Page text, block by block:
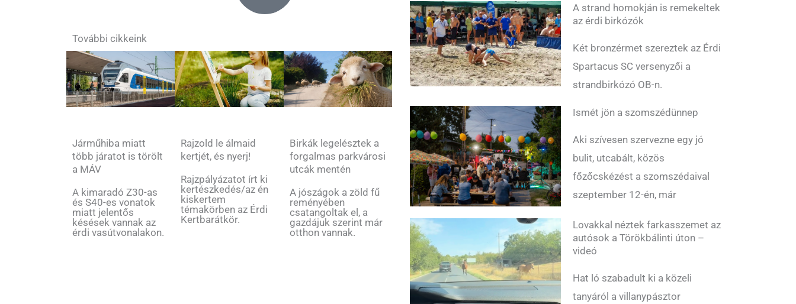
További cikkeink
Járműhiba miatt
több járatot is törölt
a MÁV
A kimaradó Z30-as
és S40-es vonatok
miatt jelentős
késések vannak az
érdi vasútvonalakon.
Rajzold le álmaid
kertjét, és nyerj!
Rajzpályázatot írt ki
kertészkedés/az én
kiskertem
témakörben az Érdi
Kertbarátkör.
Birkák legelésztek a
forgalmas parkvárosi
utcák mentén
A jószágok a zöld fű
reményében
csatangoltak el, a
gazdájuk szerint már
otthon vannak.
A strand homokján is remekeltek
az érdi birkózók
Két bronzérmet szereztek az Érdi
Spartacus SC versenyzői a
strandbirkózó OB-n.
Ismét jön a szomszédünnep
Aki szívesen szervezne egy jó
bulit, utcabált, közös
főzőcskézést a szomszédaival
szeptember 12-én, már
Lovakkal néztek farkasszemet az
autósok a Törökbálinti úton –
videó
Hat ló szabadult ki a közeli
tanyáról a villanypásztor